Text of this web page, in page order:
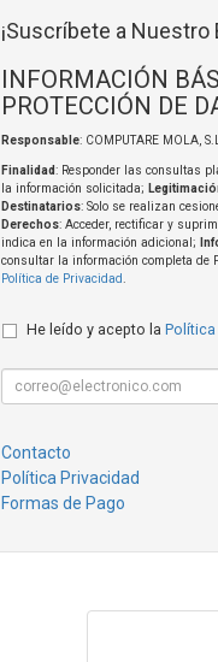
¡Suscríbete a Nuestro
INFORMACIÓN
PROTECCIÓN DE
Responsable: COMPUTARE MOLA,
Finalidad: Responder las consultas
la información solicitada;
Destinatarios: Solo se realizan
Derechos: Acceder, rectificar y
indica en la información adicional;
consultar la información completa de
Política de Privacidad
He leído y acepto la Política
Contacto
Política Privacidad
Formas de Pago